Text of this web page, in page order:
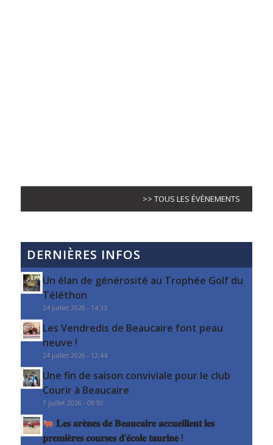
>> TOUS LES ÉVÈNEMENTS
DERNIÈRES INFOS
Un élan de générosité au Trophée Golf du
Téléthon
24 juillet 2026 - 14:33
Les Vendredis de Beaucaire font peau
neuve !
24 juillet 2026 - 12:44
Une fin de saison conviviale pour le club
Courir à Beaucaire
7 juillet 2026 - 08:50
𝐋𝐞𝐬 𝐚𝐫𝐞̀𝐧𝐞𝐬 𝐝𝐞 𝐁𝐞𝐚𝐮𝐜𝐚𝐢𝐫𝐞 𝐚𝐜𝐜𝐮𝐞𝐢𝐥𝐥𝐞𝐧𝐭 𝐥𝐞𝐬
𝐩𝐫𝐞𝐦𝐢𝐞̀𝐫𝐞𝐬 𝐜𝐨𝐮𝐫𝐬𝐞𝐬 𝐝’𝐞́𝐜𝐨𝐥𝐞 𝐭𝐚𝐮𝐫𝐢𝐧𝐞 !